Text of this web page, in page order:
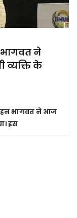
ने
व्यक्ति के
भागवत ने आज
इस